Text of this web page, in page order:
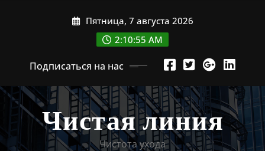
Пятница, 7 августа 2026
2:10:56 AM
Подписаться на нас
Чистая линия
Чистота ухода